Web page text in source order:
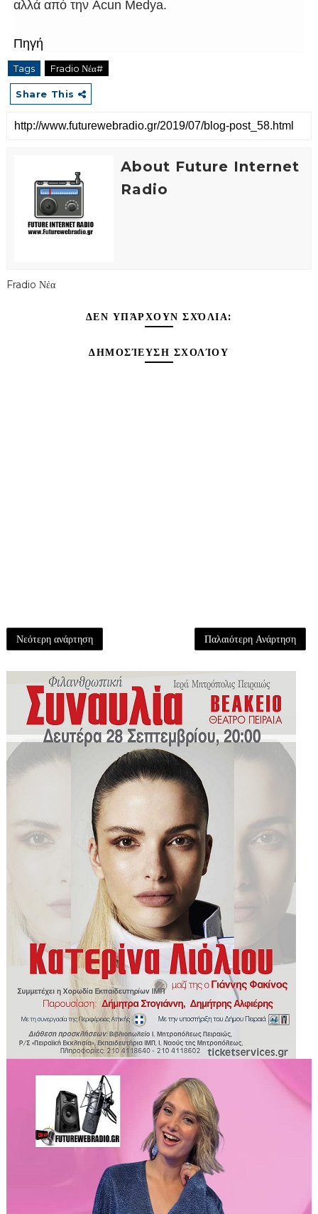
αλλά από την Acun Medya.
Πηγή
Tags Fradio Νέα#
Share This
About Future Internet
Radio
Fradio Νέα
ΔΕΝ ΥΠΆΡΧΟΥΝ ΣΧΌΛΙΑ:
ΔΗΜΟΣΊΕΥΣΗ ΣΧΟΛΊΟΥ
Νεότερη ανάρτηση Παλαιότερη Ανάρτηση